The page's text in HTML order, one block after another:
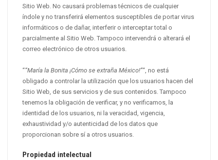
Sitio Web. No causará problemas técnicos de cualquier
índole y no transferirá elementos susceptibles de portar virus
informáticos o de dañar, interferir o interceptar total o
parcialmente al Sitio Web. Tampoco intervendrá o alterará el
correo electrónico de otros usuarios.
““María la Bonita ¡Cómo se extraña México!”“, no está
obligado a controlar la utilización que los usuarios hacen del
Sitio Web, de sus servicios y de sus contenidos. Tampoco
tenemos la obligación de verificar, y no verificamos, la
identidad de los usuarios, ni la veracidad, vigencia,
exhaustividad y/o autenticidad de los datos que
proporcionan sobre sí a otros usuarios.
Propiedad intelectual